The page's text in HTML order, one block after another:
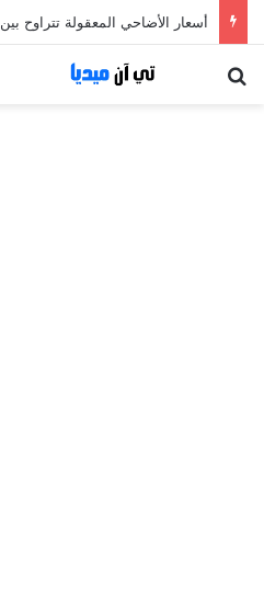
أسعار الأضاحي المعقولة تتراوح بين 1300 و1700 دينار